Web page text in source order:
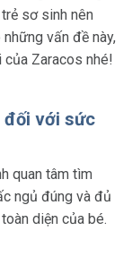
sơ sinh nên
vấn đề này,
của Zaracos nhé!
đối với sức
quan tâm tìm
ngủ đúng và đủ
diện của bé.